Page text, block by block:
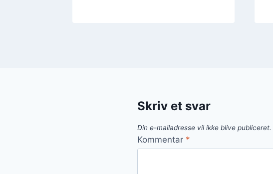
Skriv et svar
Din e-mailadresse vil ikke blive publiceret.
Kommentar *